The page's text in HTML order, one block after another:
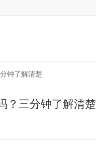
钟了解清楚
？三分钟了解清楚